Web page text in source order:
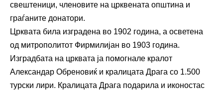
свештеници, членовите на црквената општина и
граѓаните донатори.
Црквата била изградена во 1902 година, а осветена
од митрополитот Фирмилијан во 1903 година.
Изградбата на црквата ја помогнале кралот
Александар Обреновиќ и кралицата Драга со 1.500
турски лири. Кралицата Драга подарила и иконостас